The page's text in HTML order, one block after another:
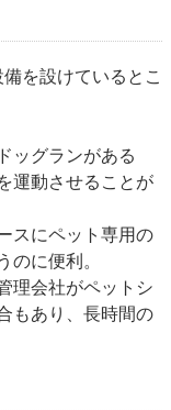
を設けているとこ
ッグランがある
運動させることが
スにペット専用の
に便利。
理会社がペットシ
もあり、長時間の